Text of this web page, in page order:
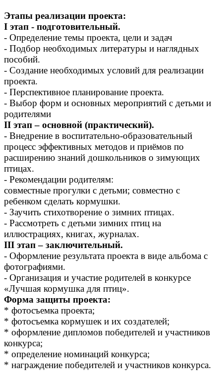
Этапы реализации проекта:
I этап - подготовительный.
- Определение темы проекта, цели и задач
- Подбор необходимых литературы и наглядных
пособий.
- Создание необходимых условий для реализации
проекта.
- Перспективное планирование проекта.
- Выбор форм и основных мероприятий с детьми и
родителями
II этап – основной (практический).
- Внедрение в воспитательно-образовательный
процесс эффективных методов и приёмов по
расширению знаний дошкольников о зимующих
птицах.
- Рекомендации родителям:
совместные прогулки с детьми; совместно с
ребенком сделать кормушки.
- Заучить стихотворение о зимних птицах.
- Рассмотреть с детьми зимних птиц на
иллюстрациях, книгах, журналах.
III этап – заключительный.
- Оформление результата проекта в виде альбома с
фотографиями.
- Организация и участие родителей в конкурсе
«Лучшая кормушка для птиц».
Форма защиты проекта:
* фотосъемка проекта;
* фотосъемка кормушек и их создателей;
* оформление дипломов победителей и участников
конкурса;
* определение номинаций конкурса;
* награждение победителей и участников конкурса.